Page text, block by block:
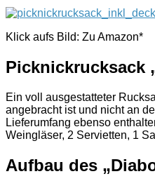
Klick aufs Bild: Zu Amazon*
Picknickrucksack
Ein voll ausgestatteter
angebracht ist und nicht an
Lieferumfang ebenso
Weingläser, 2 Servietten, 1
Aufbau des